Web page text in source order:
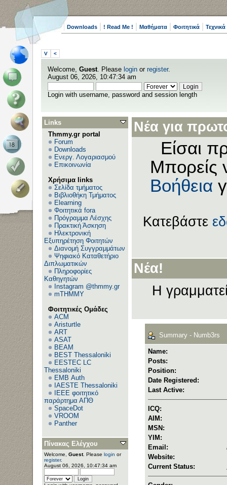
Downloads ! Read Me ! Μαθήματα Φοιτητικά
V <
Welcome, Guest. Please login or register.
August 06, 2026, 10:47:34 am
Login with username, password and session length
Links
Thmmy.gr portal
Forum
Downloads
Ενεργ. Λογαριασμού
Επικοινωνία
Χρήσιμα links
Σελίδα τμήματος
Βιβλιοθήκη Τμήματος
Elearning
Φοιτητικά fora
Πρόγραμμα Λέσχης
Πρακτική Άσκηση
Ηλεκτρονική
Εξυπηρέτηση Φοιτητών
Διανομή Συγγραμμάτων
Ψηφιακό Καταθετήριο
Διπλωματικών
Πληροφορίες
Καθηγητών
Instagram @thmmy.gr
mTHMMY
Φοιτητικές Ομάδες
ACM
Aristurtle
ART
ASAT
BEAM
BEST Thessaloniki
EESTEC LC
Thessaloniki
EΜΒ Auth
IAESTE Thessaloniki
IEEE φοιτητικό
παράρτημα ΑΠΘ
SpaceDot
VROOM
Panther
Πίνακας Ελέγχου
Welcome, Guest. Please login or
register.
August 06, 2026, 10:47:34 am
Νέα για
Είσαι
Μπορείς
Βοήθεια
Κατεβάστε
Νέα!
Η
Summary - Numb3rs
Name:
Posts:
Position:
Date Registered:
Last Active:
ICQ:
AIM:
MSN:
YIM:
Email:
Website:
Current Status: